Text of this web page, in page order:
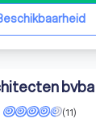
bvba
(11)